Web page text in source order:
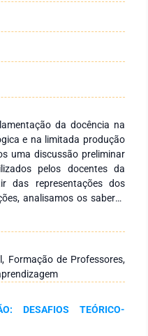
da docência na
e na limitada produção
uma discussão preliminar
pelos docentes da
das representações dos
analisamos os saberes
educativas, bem
Autores como Gauthier,
fundamentam nossas
de avançar o debate
desses professores,
Ressalta-se a urgência de
a área, incluindo a
na EP, estratégias
Formação de Professores,
DESAFIOS TEÓRICO-